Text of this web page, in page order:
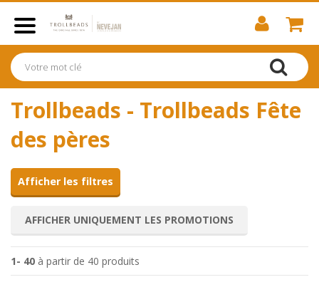
Trollbeads - Trollbeads Fête
des pères
Afficher les filtres
AFFICHER UNIQUEMENT LES PROMOTIONS
1- 40 à partir de 40 produits